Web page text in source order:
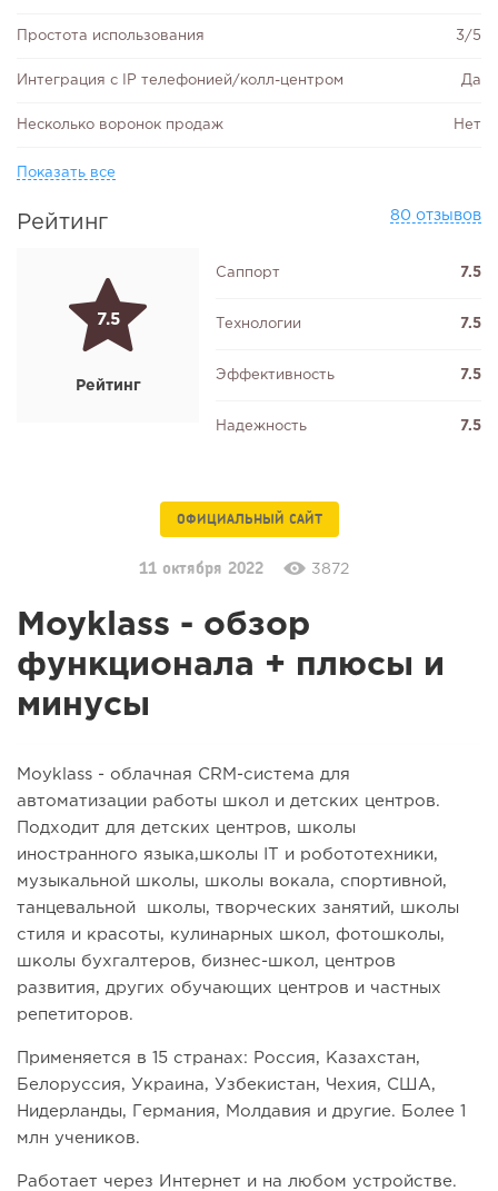
Простота использования 3/5
Интеграция с IP телефонией/колл-центром Да
Несколько воронок продаж Нет
Показать все
Рейтинг 80 отзывов
7.5
Рейтинг
Саппорт 7.5
Технологии 7.5
Эффективность 7.5
Надежность 7.5
ОФИЦИАЛЬНЫЙ САЙТ
11 октября 2022 3872
Moyklass - обзор
функционала + плюсы и
минусы
Moyklass - облачная CRM-система для
автоматизации работы школ и детских центров.
Подходит для детских центров, школы
иностранного языка,школы IT и робототехники,
музыкальной школы, школы вокала, спортивной,
танцевальной школы, творческих занятий, школы
стиля и красоты, кулинарных школ, фотошколы,
школы бухгалтеров, бизнес-школ, центров
развития, других обучающих центров и частных
репетиторов.
Применяется в 15 странах: Россия, Казахстан,
Белоруссия, Украина, Узбекистан, Чехия, США,
Нидерланды, Германия, Молдавия и другие. Более 1
млн учеников.
Работает через Интернет и на любом устройстве.